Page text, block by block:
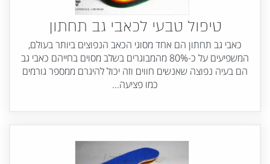
טיפול טבעי לכאבי גב תחתון
כאבי גב תחתון הם אחד מסוגי הכאב הנפוצים ביותר בעולם,
המשפיעים על כ-80% מהמבוגרים בשלב מסוים בחייהם כאבי גב
הם בעיה נפוצה שאנשים חווים וזה יכול להיגרם ממספר גורמים
כמו פציעה...